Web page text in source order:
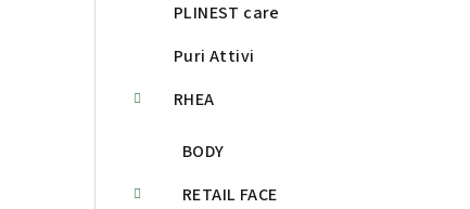
PLINEST care
Puri Attivi
RHEA
BODY
RETAIL FACE